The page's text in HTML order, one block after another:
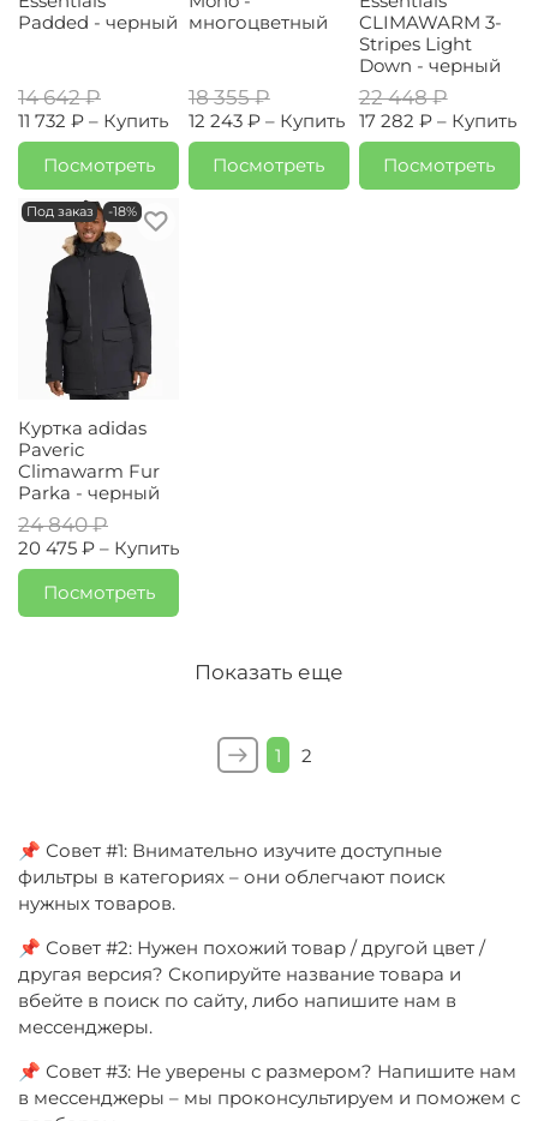
Padded - черный
14 642 ₽
11 732 ₽ – Купить
Посмотреть
многоцветный
18 355 ₽
12 243 ₽ – Купить
Посмотреть
CLIMAWARM 3-
Stripes Light
Down - черный
22 448 ₽
17 282 ₽ – Купить
Посмотреть
Под заказ -18%
Куртка adidas
Paveric
Climawarm Fur
Parka - черный
24 840 ₽
20 475 ₽ – Купить
Посмотреть
Показать еще
1 2
📌 Совет #1: Внимательно изучите доступные
фильтры в категориях – они облегчают поиск
нужных товаров.
📌 Совет #2: Нужен похожий товар / другой цвет /
другая версия? Скопируйте название товара и
вбейте в поиск по сайту, либо напишите нам в
мессенджеры.
📌 Совет #3: Не уверены с размером? Напишите нам
в мессенджеры – мы проконсультируем и поможем с